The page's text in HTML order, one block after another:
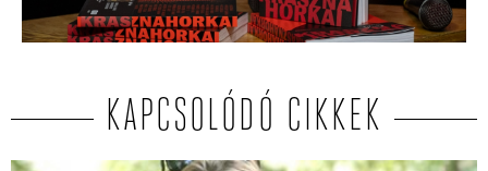
KAPCSOLÓDÓ CIKKEK